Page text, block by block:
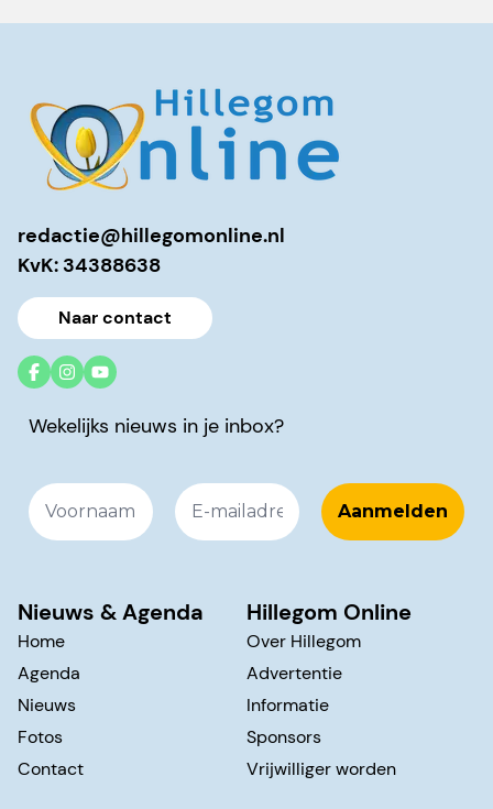
redactie@hillegomonline.nl
KvK: 34388638
Naar contact
Wekelijks nieuws in je inbox?
Nieuws & Agenda
Home
Agenda
Nieuws
Fotos
Contact
Hillegom Online
Over Hillegom
Advertentie
Informatie
Sponsors
Vrijwilliger worden